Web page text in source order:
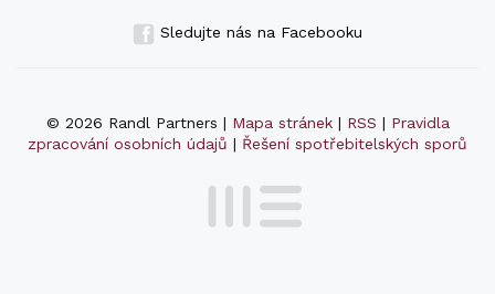
Sledujte nás na Facebooku
© 2026 Randl Partners | Mapa stránek| RSS | Pravidla
zpracování osobních údajů | Řešení spotřebitelských sporů